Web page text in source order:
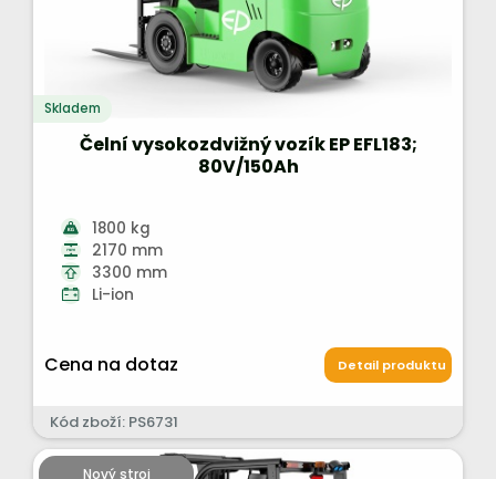
Skladem
Čelní vysokozdvižný vozík EP EFL183;
80V/150Ah
1800 kg
2170 mm
3300 mm
Li-ion
Cena na dotaz Detail produktu
Kód zboží: PS6731
Nový stroj